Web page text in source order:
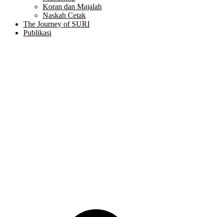
Koran dan Majalah
Naskah Cetak
The Journey of SURI
Publikasi